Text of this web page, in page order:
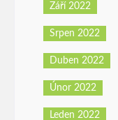
Září 2022
Srpen 2022
Duben 2022
Únor 2022
Leden 2022